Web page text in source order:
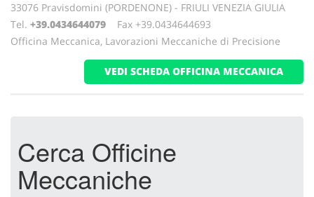
33076 Pravisdomini (PORDENONE) - FRIULI VENEZIA GIULIA
Tel. +39.0434644079 Fax +39.0434644693
Officina Meccanica, Lavorazioni Meccaniche di Precisione
VEDI SCHEDA OFFICINA MECCANICA
Cerca Officine
Meccaniche